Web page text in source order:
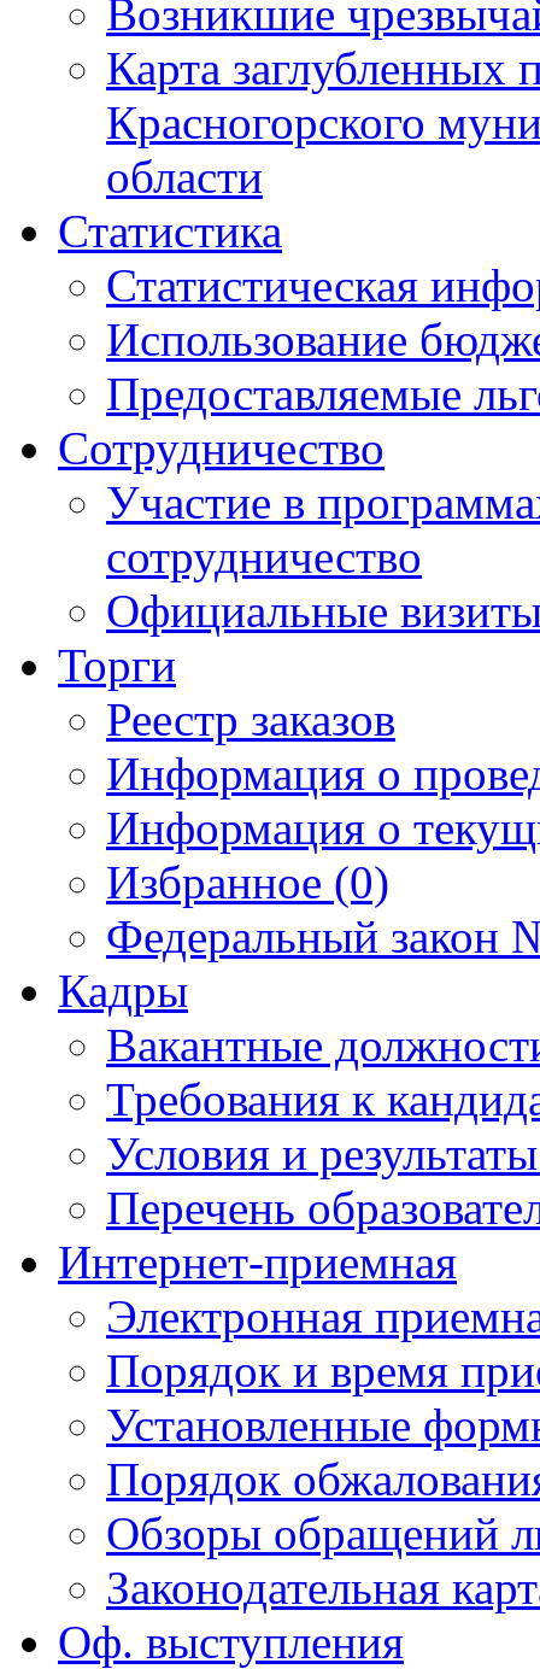
Возникшие
Карта
Красногорского
области
Статистика
Статистическая
Использование
Предоставляемые
Сотрудничество
Участие в
сотрудничество
Официальные
Торги
Реестр заказов
Информация о
Информация о
Избранное (0)
Федеральный закон
Кадры
Вакантные
Требования к
Условия и
Перечень
Интернет-приемная
Электронная
Порядок и время
Установленные
Порядок
Обзоры обращений
Законодательная
Оф. выступления